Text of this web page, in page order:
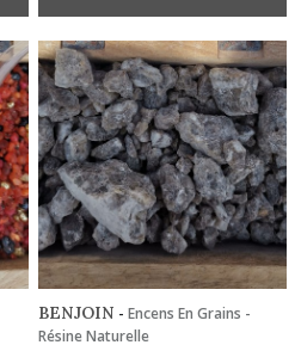
BENJOIN -Encens En Grains -
Résine Naturelle